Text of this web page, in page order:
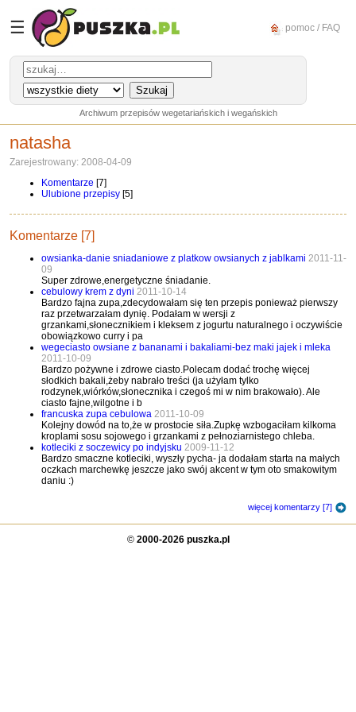
☰ pomoc / FAQ
Archiwum przepisów wegetariańskich i wegańskich
natasha
Zarejestrowany: 2008-04-09
Komentarze [7]
Ulubione przepisy [5]
Komentarze [7]
owsianka-danie sniadaniowe z platkow owsianych z jablkami 2011-11-
09
Super zdrowe,energetyczne śniadanie.
cebulowy krem z dyni 2011-10-14
Bardzo fajna zupa,zdecydowałam się ten przepis ponieważ pierwszy
raz przetwarzałam dynię. Podałam w wersji z
grzankami,słonecznikiem i kleksem z jogurtu naturalnego i oczywiście
obowiązkowo curry i pa
wegeciasto owsiane z bananami i bakaliami-bez maki jajek i mleka
2011-10-09
Bardzo pożywne i zdrowe ciasto.Polecam dodać trochę więcej
słodkich bakali,żeby nabrało treści (ja użyłam tylko
rodzynek,wiórków,słonecznika i czegoś mi w nim brakowało). Ale
ciasto fajne,wilgotne i b
francuska zupa cebulowa 2011-10-09
Kolejny dowód na to,że w prostocie siła.Zupkę wzbogaciłam kilkoma
kroplami sosu sojowego i grzankami z pełnoziarnistego chleba.
kotleciki z soczewicy po indyjsku 2009-11-12
Bardzo smaczne kotleciki, wyszły pycha- ja dodałam starta na małych
oczkach marchewkę jeszcze jako swój akcent w tym oto smakowitym
daniu :)
więcej komentarzy [7]
© 2000-2026 puszka.pl